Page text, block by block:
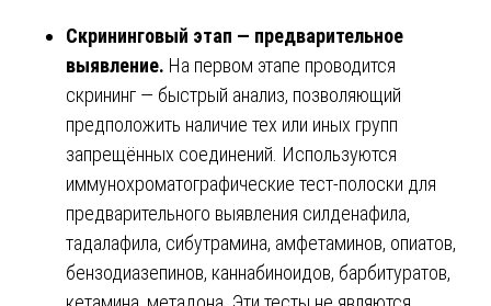
Скрининговый этап — предварительное
выявление. На первом этапе проводится
скрининг — быстрый анализ, позволяющий
предположить наличие тех или иных групп
запрещённых соединений. Используются
иммунохроматографические тест-полоски для
предварительного выявления силденафила,
тадалафила, сибутрамина, амфетаминов, опиатов,
бензодиазепинов, каннабиноидов, барбитуратов,